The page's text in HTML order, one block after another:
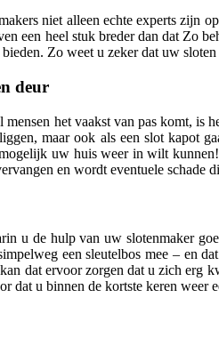
niet alleen echte experts zijn
een heel stuk breder dan dat Zo
bieden. Zo weet u zeker dat uw
deur
mensen het vaakst van pas komt, is
maar ook als een slot kapot
uw huis weer in wilt
en wordt eventuele schade
u de hulp van uw slotenmaker
een sleutelbos mee – en
dat ervoor zorgen dat u zich erg
dat u binnen de kortste keren